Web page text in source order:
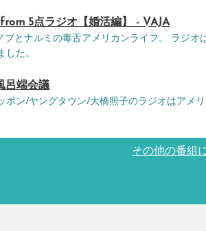
5点ラジオ【婚活編】 - VAJA
ブとナルミの毒舌アメリカンライフ。 ラジオ
した。
呂端会議
ポン/ヤングタウン/大橋照子のラジオはアメ
その他の番組